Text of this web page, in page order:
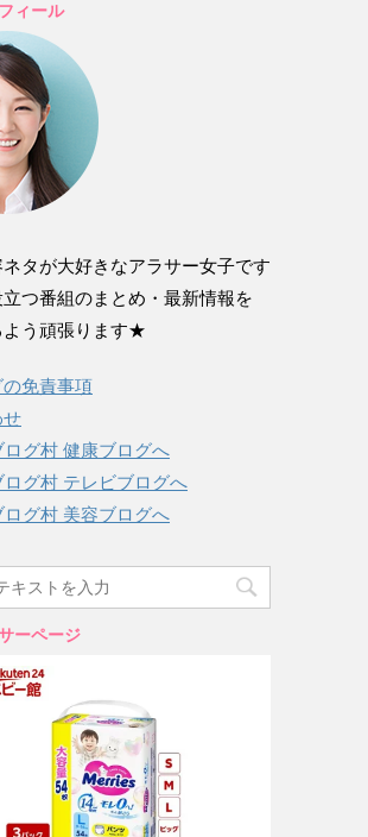
ィール
タが大好きなアラサー女子です
つ番組のまとめ・最新情報を
よう頑張ります★
免責事項
せ
ーページ